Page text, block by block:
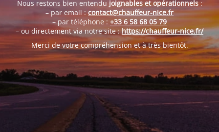
Nous restons bien entendu joignables et opérationnels:
– par email :contact@chauffeur-nice.fr
– par téléphone : +33 6 58 68 05 79
– ou directement via notre site :https://chauffeur-nice.fr/
Merci de votre compréhension et à très bientôt.